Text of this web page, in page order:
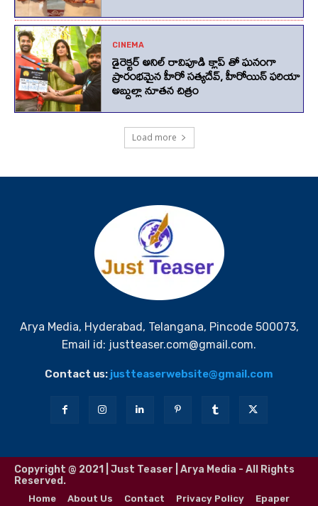
Arya Media, Hyderabad, Telangana, Pincode 500073,
Email id: justteaser.com@gmail.com.
Contact us: justteaserwebsite@gmail.com
Copyright @ 2021 | Just Teaser | Arya Media - All Rights
Reserved.
Home About Us Contact Privacy Policy Epaper